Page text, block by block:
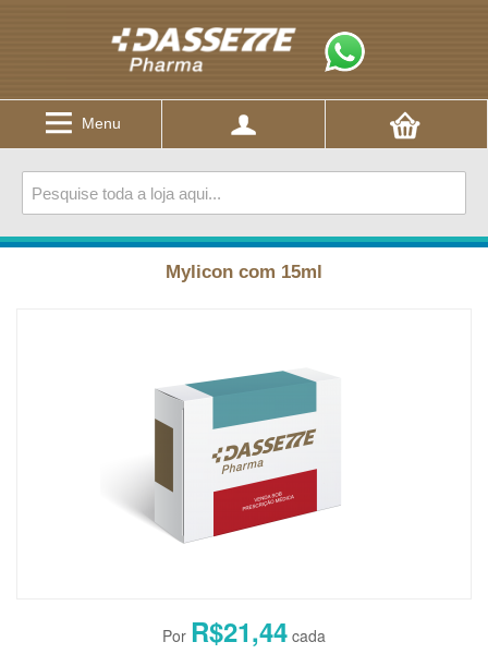
Menu
Mylicon com 15ml
R$21,44